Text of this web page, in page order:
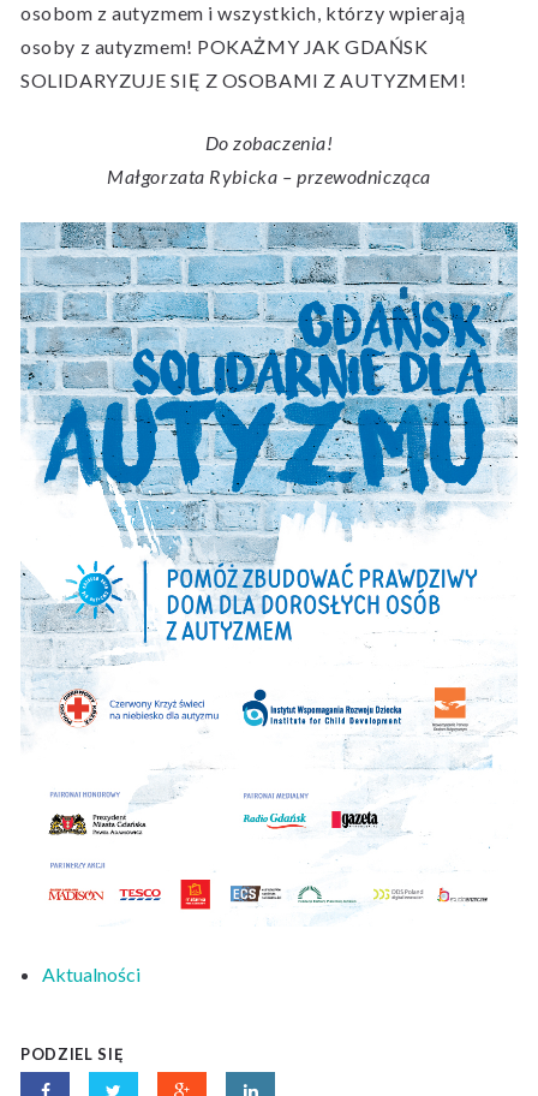
osobom z autyzmem i wszystkich, którzy wpierają
osoby z autyzmem! POKAŻMY JAK GDAŃSK
SOLIDARYZUJE SIĘ Z OSOBAMI Z AUTYZMEM!
Do zobaczenia!
Małgorzata Rybicka – przewodnicząca
Aktualności
PODZIEL SIĘ